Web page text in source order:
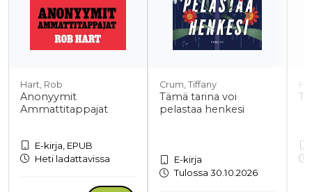
Hart, Rob
Anonyymit
Ammattitappajat
E-kirja, EPUB
Heti ladattavissa
Crum, Tiffany
Tämä tarina voi
pelastaa henkesi
E-kirja
Tulossa 30.10.2026